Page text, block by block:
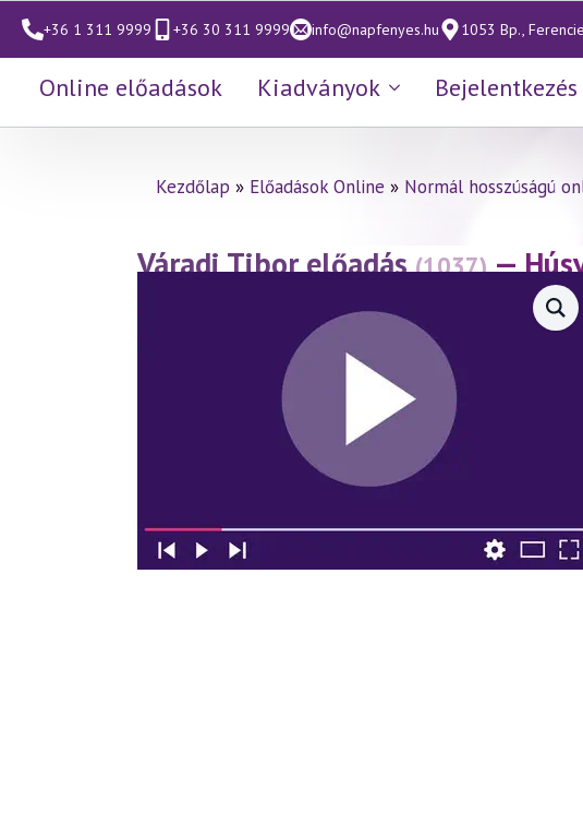
+36 1 311 9999 +36 30 311 9999 info@napfenyes.hu 1053 Bp.,
Online előadások Kiadványok Bejelentkezés
Kezdőlap » Előadások Online » Normál hosszúságú
Váradi Tibor előadás (1037) —
kereszténység fényében